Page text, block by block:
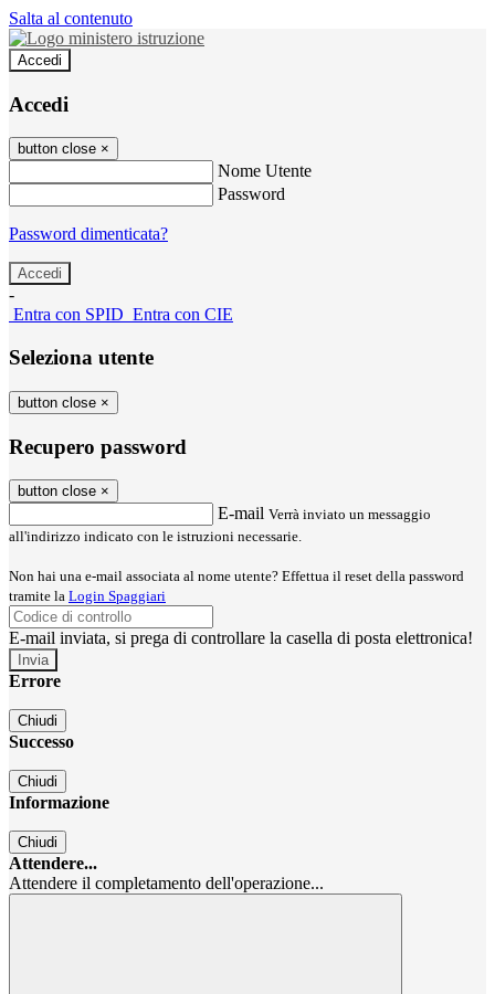
Salta al contenuto
Accedi
Accedi
button close ×
Nome Utente
Password
Password dimenticata?
-
Entra con SPID Entra con CIE
Seleziona utente
button close ×
Recupero password
button close ×
E-mail Verrà inviato un messaggio
all'indirizzo indicato con le istruzioni necessarie.
Non hai una e-mail associata al nome utente? Effettua il reset della password
tramite la Login Spaggiari
E-mail inviata, si prega di controllare la casella di posta elettronica!
Errore
Chiudi
Successo
Chiudi
Informazione
Chiudi
Attendere...
Attendere il completamento dell'operazione...